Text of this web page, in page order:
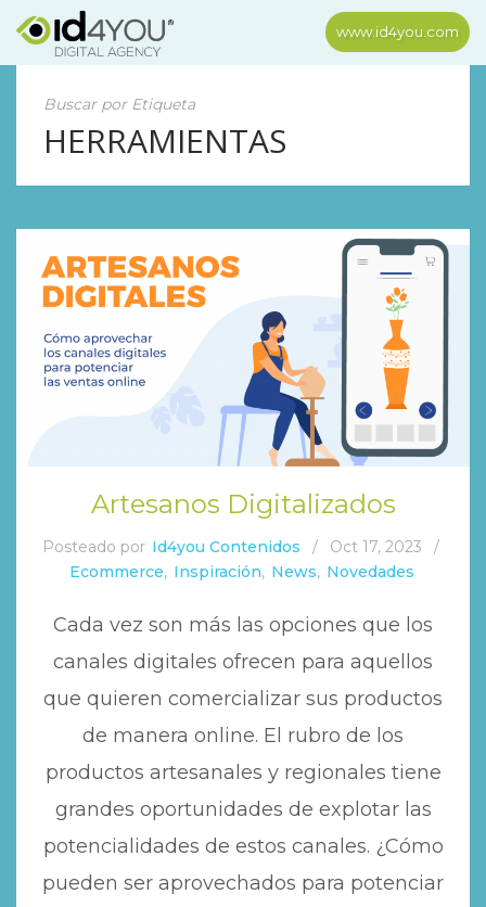
www.id4you.com
Buscar por Etiqueta
HERRAMIENTAS
Artesanos Digitalizados
Posteado por Id4you Contenidos / Oct 17, 2023
/
Ecommerce, Inspiración, News, Novedades
Cada vez son más las opciones que los
canales digitales ofrecen para aquellos
que quieren comercializar sus productos
de manera online. El rubro de los
productos artesanales y regionales tiene
grandes oportunidades de explotar las
potencialidades de estos canales. ¿Cómo
pueden ser aprovechados para potenciar